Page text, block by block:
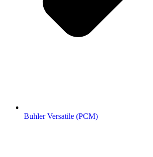
Buhler Versatile (РСМ)